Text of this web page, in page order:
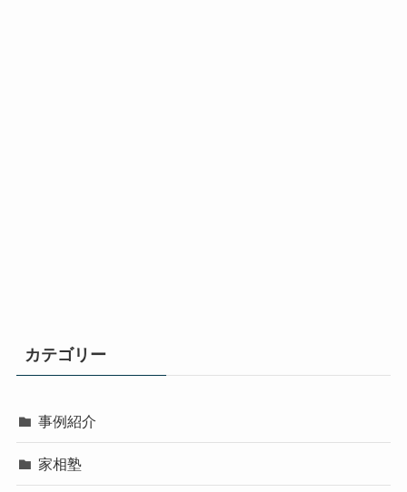
カテゴリー
事例紹介
家相塾